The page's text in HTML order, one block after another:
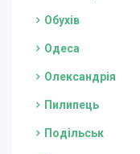
Обухів
Одеса
Олександрія
Пилипець
Подільськ